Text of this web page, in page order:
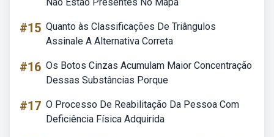
#15 Quanto às Classificações De Triângulos
Assinale A Alternativa Correta
#16 Os Botos Cinzas Acumulam Maior Concentração
Dessas Substâncias Porque
#17 O Processo De Reabilitação Da Pessoa Com
Deficiência Física Adquirida